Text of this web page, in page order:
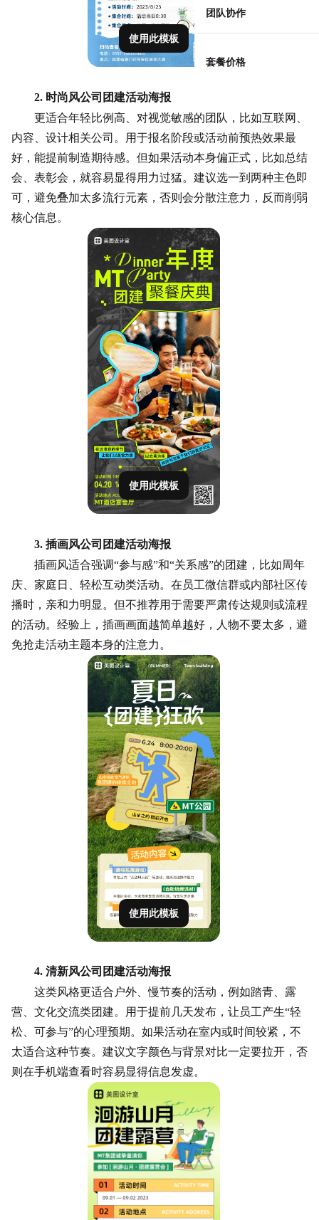
团队协作
套餐价格
使用此模板
2. 时尚风公司团建活动海报
更适合年轻比例高、对视觉敏感的团队，比如互联网
内容、设计相关公司。用于报名阶段或活动前预热效果最
好，能提前制造期待感。但如果活动本身偏正式，比如总结
会、表彰会，就容易显得用力过猛。建议选一到两种主色即
可，避免叠加太多流行元素，否则会分散注意力，反而削弱
核心信息。
使用此模板
3. 插画风公司团建活动海报
插画风适合强调“参与感”和“关系感”的团建，比如周年
庆、家庭日、轻松互动类活动。在员工微信群或内部社区传
播时，亲和力明显。但不推荐用于需要严肃传达规则或流程
的活动。经验上，插画画面越简单越好，人物不要太多，避
免抢走活动主题本身的注意力。
使用此模板
4. 清新风公司团建活动海报
这类风格更适合户外、慢节奏的活动，例如踏青、露
营、文化交流类团建。用于提前几天发布，让员工产生“轻
松、可参与”的心理预期。如果活动在室内或时间较紧，不
太适合这种节奏。建议文字颜色与背景对比一定要拉开，否
则在手机端查看时容易显得信息发虚。